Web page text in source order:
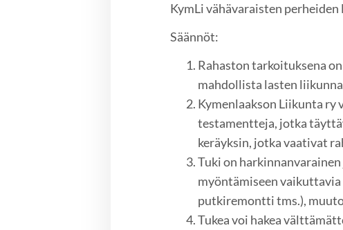
KymLi vähävaraisten
Säännöt:
Rahaston tarkoituksena
mahdollista lasten
Kymenlaakson Liikunta
testamentteja, jotka
keräyksin, jotka vaativat
Tuki on
myöntämiseen
putkiremontti tms.),
Tukea voi hakea